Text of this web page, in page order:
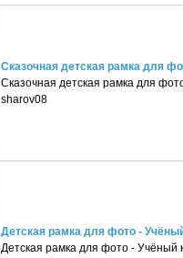
Сказочная детская рамка для
Сказочная детская рамка для
sharov08
Детская рамка для фото -
Детская рамка для фото - Учёный